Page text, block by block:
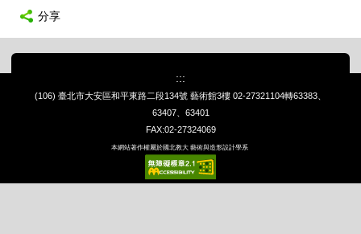
分享
:::
(106) 臺北市大安區和平東路二段134號 藝術館3樓 02-27321104轉63383、
63407、63401
FAX:02-27324069
本網站著作權屬於國北教大 藝術與造形設計學系